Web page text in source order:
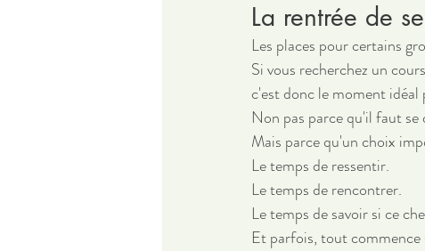
La rentrée de
Les places pour certains
Si vous recherchez un
c'est donc le moment
Non pas parce qu'il faut se
Mais parce qu'un choix
Le temps de ressentir.
Le temps de rencontrer.
Le temps de savoir si ce
Et parfois, tout